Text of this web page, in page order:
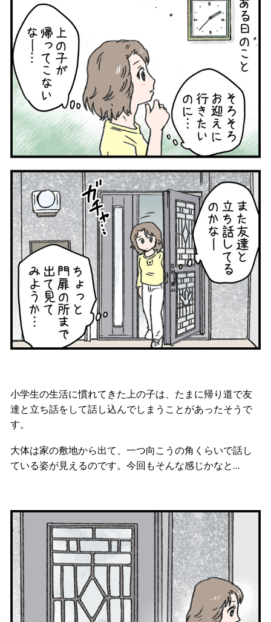
小学生の生活に慣れてきた上の子は、たまに帰り道で友
達と立ち話をして話し込んでしまうことがあったそうで
す。
大体は家の敷地から出て、一つ向こうの角くらいで話し
ている姿が見えるのです。今回もそんな感じかなと…